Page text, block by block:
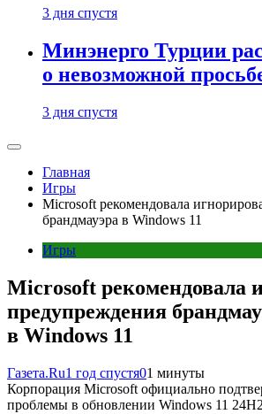
3 дня спустя
Минэнерго Турции
о невозможной
3 дня спустя
Главная
Игры
Microsoft рекомендовала
брандмауэра в Windows 11
Игры
Microsoft рекомендовала
предупреждения
в Windows 11
Газета.Ru1 год спустя01 минуты
Корпорация Microsoft официально
проблемы в обновлении Windows 11